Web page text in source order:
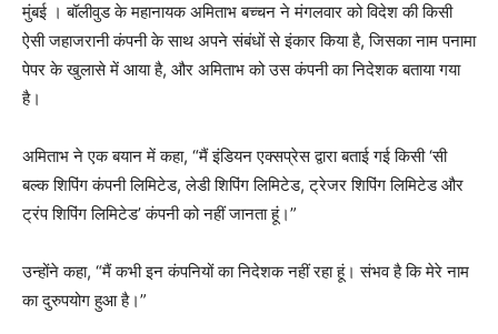
मुंबई । बॉलीवुड के महानायक अमिताभ बच्चन ने मंगलवार को विदेश की किसी
ऐसी जहाजरानी कंपनी के साथ अपने संबंधों से इंकार किया है, जिसका नाम पनामा
पेपर के खुलासे में आया है, और अमिताभ को उस कंपनी का निदेशक बताया गया
है।
अमिताभ ने एक बयान में कहा, “मैं इंडियन एक्सप्रेस द्वारा बताई गई किसी ‘सी
बल्क शिपिंग कंपनी लिमिटेड, लेडी शिपिंग लिमिटेड, ट्रेजर शिपिंग लिमिटेड और
ट्रंप शिपिंग लिमिटेड’ कंपनी को नहीं जानता हूं।”
उन्होंने कहा, “मैं कभी इन कंपनियों का निदेशक नहीं रहा हूं। संभव है कि मेरे नाम
का दुरुपयोग हुआ है।”